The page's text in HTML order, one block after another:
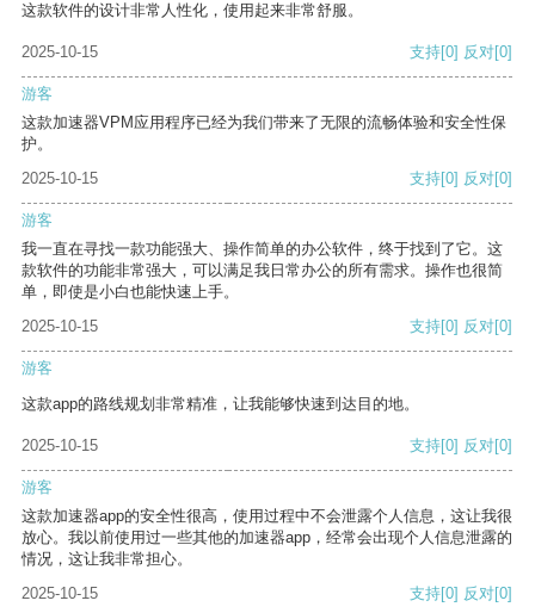
这款软件的设计非常人性化，使用起来非常舒服。
2025-10-15 支持[0] 反对[0]
游客
这款加速器VPM应用程序已经为我们带来了无限的流畅体验和安全性保
护。
2025-10-15
支持[0] 反对[0]
游客
我一直在寻找一款功能强大、操作简单的办公软件，终于找到了它。这
款软件的功能非常强大，可以满足我日常办公的所有需求。操作也很简
单，即使是小白也能快速上手。
2025-10-15
支持[0] 反对[0]
游客
这款app的路线规划非常精准，让我能够快速到达目的地。
2025-10-15 支持[0] 反对[0]
游客
这款加速器app的安全性很高，使用过程中不会泄露个人信息，这让我很
放心。我以前使用过一些其他的加速器app，经常会出现个人信息泄露的
情况，这让我非常担心。
2025-10-15
支持[0] 反对[0]